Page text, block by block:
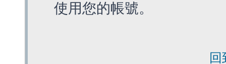
使用您的帳號。